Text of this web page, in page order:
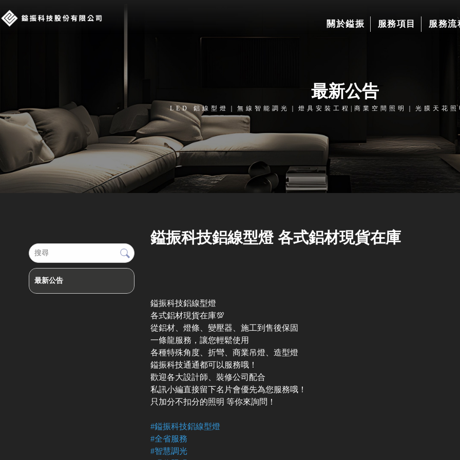
關於鎰振 服務項目 服務流
最新公告
最新公告
鎰振科技鋁線型燈 各式鋁材現貨在庫
鎰振科技鋁線型燈
各式鋁材現貨在庫💯
從鋁材、燈條、變壓器、施工到售後保固
一條龍服務，讓您輕鬆使用
各種特殊角度、折彎、商業吊燈、造型燈
鎰振科技通通都可以服務哦！
歡迎各大設計師、裝修公司配合
私訊小編直接留下名片會優先為您服務哦！
只加分不扣分的照明 等你來詢問！
#鎰振科技鋁線型燈
#全省服務
#智慧調光